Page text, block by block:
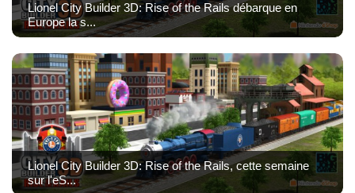
Lionel City Builder 3D: Rise of the Rails débarque en
Europe la s...
Lionel City Builder 3D: Rise of the Rails, cette semaine
sur l'eS...